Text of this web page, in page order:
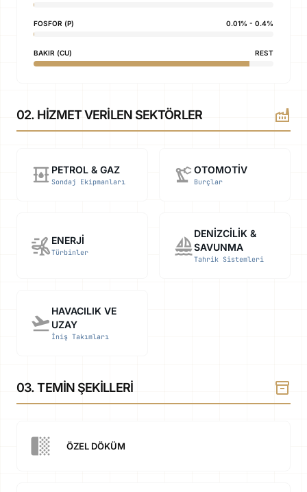
FOSFOR (P) 0.01% - 0.4%
BAKIR (CU) REST
02. HIZMET VERILEN SEKTÖRLER factory
oil_barrel PETROL & GAZ
Sondaj Ekipmanları precision_manufacturing OTOMOTIV
Burçlar
wind_powerENERJI
Türbinler sailingDENIZCILIK &
SAVUNMA
Tahrik Sistemleri
flight_takeoff HAVACILIK VE
UZAY
İniş Takımları
03. TEMIN ŞEKILLERI inventory_2
transition_fade ÖZEL DÖKÜM